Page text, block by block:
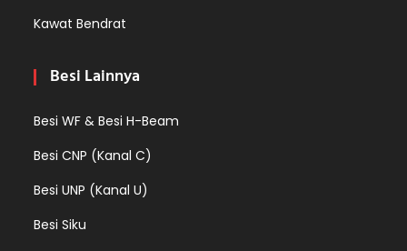
Kawat Bendrat
Besi Lainnya
Besi WF & Besi H-Beam
Besi CNP (Kanal C)
Besi UNP (Kanal U)
Besi Siku